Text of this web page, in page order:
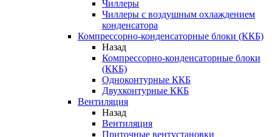
Чиллеры
Чиллеры с воздушным охлаждением
конденсатора
Компрессорно-конденсаторные блоки (ККБ)
Назад
Компрессорно-конденсаторные блоки
(ККБ)
Одноконтурные ККБ
Двухконтурные ККБ
Вентиляция
Назад
Вентиляция
Приточные вентустановки